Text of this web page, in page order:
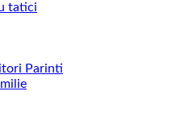
tatici
Parinti